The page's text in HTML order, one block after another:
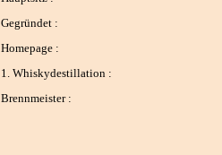
Gegründet :
Homepage :
1. Whiskydestillation :
Brennmeister :